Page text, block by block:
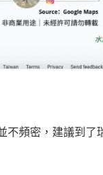
不頻密，建議到了